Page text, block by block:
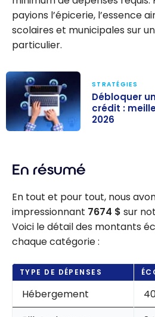
payions l’épicerie, l’essence
scolaires et municipales sur
particulier.
de crédit :
astuces en
2026
STRATÉGIES
Débloquer
crédit :
2026
En résumé
En tout et pour tout, nous
impressionnant 7674 $ sur
Voici le détail des montants
chaque catégorie :
TYPE DE DÉPENSES
Hébergement